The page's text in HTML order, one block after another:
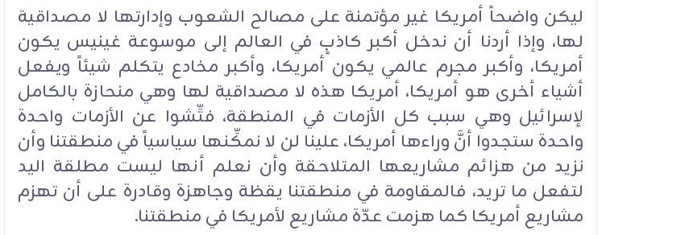
ليكن واضحاً أمريكا غير مؤتمنة على مصالح الشعوب وإدارتها لا مصداقية
لها، وإذا أردنا أن ندخل أكبر كاذبٍ في العالم إلى موسوعة غينيس يكون
أمريكا، وأكبر مجرم عالمي يكون أمريكا، وأكبر مخادع يتكلم شيئاً ويفعل
أشياء أخرى هو أمريكا، أمريكا هذه لا مصداقية لها وهي منحازة بالكامل
لإسرائيل وهي سبب كل الأزمات في المنطقة، فتِّشوا عن الأزمات واحدة
واحدة ستجدوا أنَّ وراءها أمريكا، علينا لن لا نمكِّنها سياسياً في منطقتنا وأن
نزيد من هزائم مشاريعها المتلاحقة وأن نعلم أنها ليست مطلقة اليد
لتفعل ما تريد، فالمقاومة في منطقتنا يقظة وجاهزة وقادرة على أن تهزم
مشاريع أمريكا كما هزمت عدّة مشاريع لأمريكا في منطقتنا.